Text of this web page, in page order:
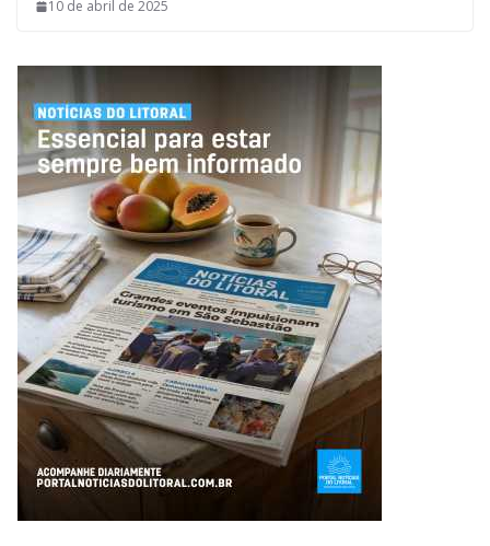
10 de abril de 2025